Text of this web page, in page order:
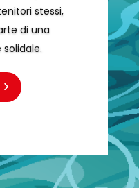
stessi,
di una